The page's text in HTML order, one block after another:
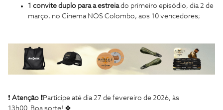
1 convite duplo para a estreiado primeiro episódio, dia 2 de
março, no Cinema NOS Colombo, aos 10 vencedores;
❗ Atenção ❗Participe até dia 27 de fevereiro de 2026, às
13h00. Boa sorte! 🍀